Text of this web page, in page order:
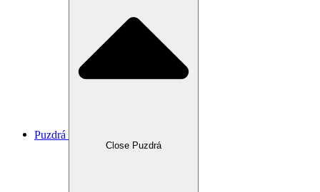
Puzdrá
Close Puzdrá